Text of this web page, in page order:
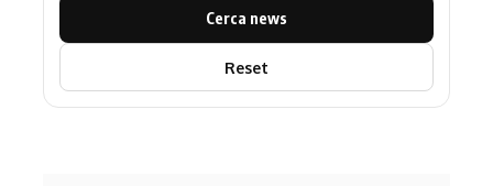
Cerca news
Reset